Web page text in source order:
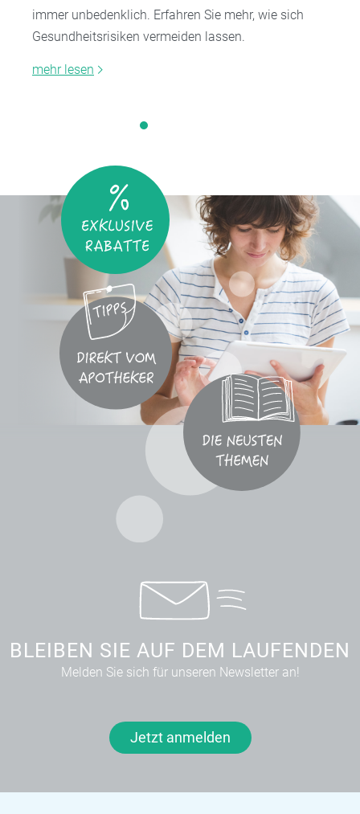
immer unbedenklich. Erfahren Sie mehr, wie sich
Gesundheitsrisiken vermeiden lassen.
mehr lesen
BLEIBEN SIE AUF DEM LAUFENDEN
Melden Sie sich für unseren Newsletter an!
Jetzt anmelden